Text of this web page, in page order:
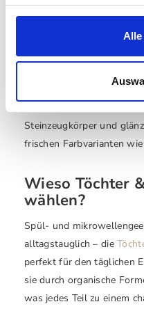
Alle
lebendigen
DieTöchter & Söhne
Geschirrteil wird in
Steinzeugkörper und
frischen Farbvarianten
Wieso Töchter
wählen?
Spül- und
alltagstauglich – die
perfekt für den täglichen
sie durch organische
was jedes Teil zu einem